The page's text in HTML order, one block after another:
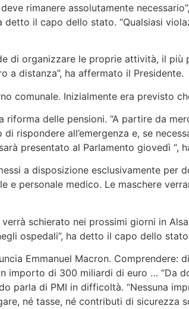
rimanere assolutamente
il capo dello stato. “Qualsiasi
di organizzare le proprie attività, il più
a distanza”, ha affermato il Presidente.
comunale. Inizialmente era previsto
delle pensioni. “A partire da
rispondere all’emergenza e, se
presentato al Parlamento giovedì “,
a disposizione esclusivamente per
e personale medico. Le maschere
schierato nei prossimi giorni in
ospedali”, ha detto il capo dello
Emmanuel Macron. Comprendere:
di 300 miliardi di euro … “Da
parla di PMI in difficoltà. “Nessuna
né tasse, né contributi di sicurezza